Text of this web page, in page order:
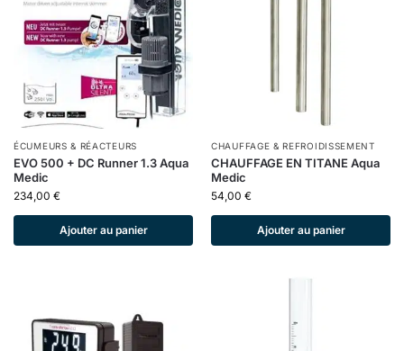
ÉCUMEURS & RÉACTEURS
EVO 500 + DC Runner 1.3 Aqua
Medic
234,00 €
Ajouter au panier
CHAUFFAGE & REFROIDISSEMENT
CHAUFFAGE EN TITANE Aqua
Medic
54,00 €
Ajouter au panier